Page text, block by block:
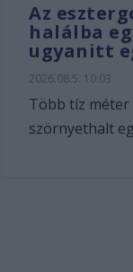
Az
halálba
ugyanitt
2026.08.5. 10:03
Több tíz méter
szörnyethalt